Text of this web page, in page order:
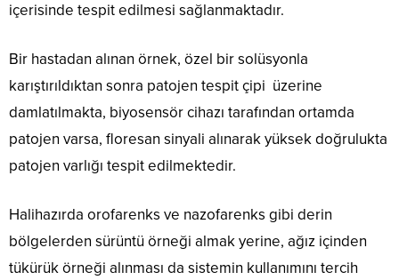
içerisinde tespit edilmesi sağlanmaktadır.
Bir hastadan alınan örnek, özel bir solüsyonla
karıştırıldıktan sonra patojen tespit çipi üzerine
damlatılmakta, biyosensör cihazı tarafından ortamda
patojen varsa, floresan sinyali alınarak yüksek doğrulukta
patojen varlığı tespit edilmektedir.
Halihazırda orofarenks ve nazofarenks gibi derin
bölgelerden sürüntü örneği almak yerine, ağız içinden
tükürük örneği alınması da sistemin kullanımını tercih